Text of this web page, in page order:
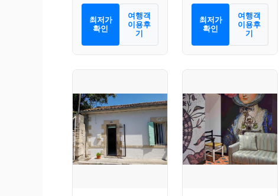
최저가
확인
여행객
이용후
기
최저가
확인
여행객
이용후
기